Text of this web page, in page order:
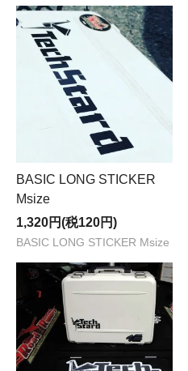
BASIC LONG STICKER
Msize
1,320円(税120円)
BASIC LONG STICKER Msize